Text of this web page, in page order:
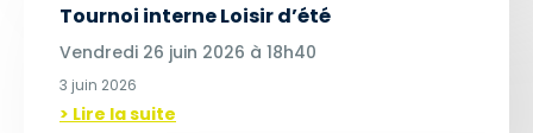
Tournoi interne Loisir d’été
Vendredi 26 juin 2026 à 18h40
3 juin 2026
> Lire la suite